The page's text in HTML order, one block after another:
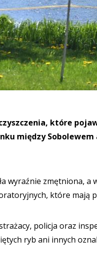
które
między
wyraźnie zmętniona,
które mają
policja oraz
ryb ani innych